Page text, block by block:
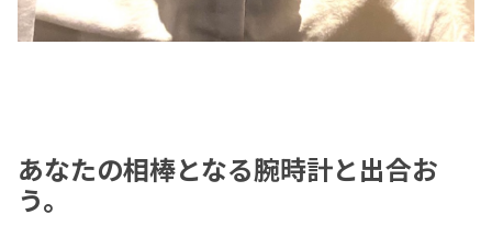
あなたの相棒となる腕時計と出合お
う。